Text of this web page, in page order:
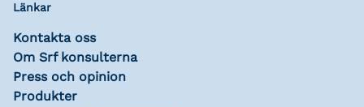
Länkar
Kontakta oss
Om Srf konsulterna
Press och opinion
Produkter